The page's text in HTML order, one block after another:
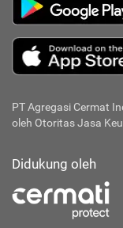
PT Agregasi Cermat
oleh Otoritas Jasa
Didukung oleh